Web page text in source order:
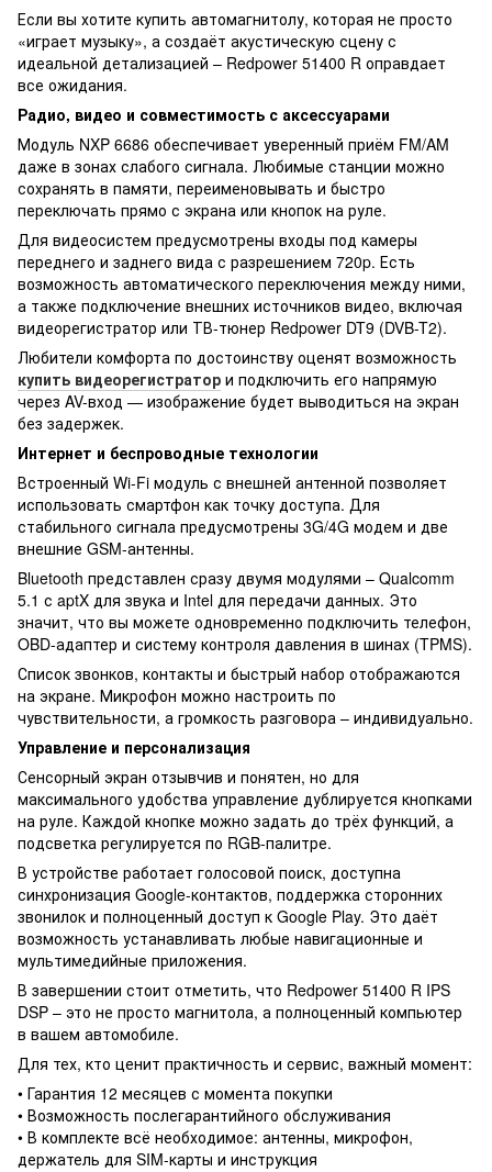
Если вы хотите купить автомагнитолу, которая не просто
«играет музыку», а создаёт акустическую сцену с
идеальной детализацией – Redpower 51400 R оправдает
все ожидания.
Радио, видео и совместимость с аксессуарами
Модуль NXP 6686 обеспечивает уверенный приём FM/AM
даже в зонах слабого сигнала. Любимые станции можно
сохранять в памяти, переименовывать и быстро
переключать прямо с экрана или кнопок на руле.
Для видеосистем предусмотрены входы под камеры
переднего и заднего вида с разрешением 720p. Есть
возможность автоматического переключения между ними,
а также подключение внешних источников видео, включая
видеорегистратор или ТВ-тюнер Redpower DT9 (DVB-T2).
Любители комфорта по достоинству оценят возможность
купить видеорегистратор и подключить его напрямую
через AV-вход — изображение будет выводиться на экран
без задержек.
Интернет и беспроводные технологии
Встроенный Wi-Fi модуль с внешней антенной позволяет
использовать смартфон как точку доступа. Для
стабильного сигнала предусмотрены 3G/4G модем и две
внешние GSM-антенны.
Bluetooth представлен сразу двумя модулями – Qualcomm
5.1 с aptX для звука и Intel для передачи данных. Это
значит, что вы можете одновременно подключить телефон,
OBD-адаптер и систему контроля давления в шинах (TPMS).
Список звонков, контакты и быстрый набор отображаются
на экране. Микрофон можно настроить по
чувствительности, а громкость разговора – индивидуально.
Управление и персонализация
Сенсорный экран отзывчив и понятен, но для
максимального удобства управление дублируется кнопками
на руле. Каждой кнопке можно задать до трёх функций, а
подсветка регулируется по RGB-палитре.
В устройстве работает голосовой поиск, доступна
синхронизация Google-контактов, поддержка сторонних
звонилок и полноценный доступ к Google Play. Это даёт
возможность устанавливать любые навигационные и
мультимедийные приложения.
В завершении стоит отметить, что Redpower 51400 R IPS
DSP – это не просто магнитола, а полноценный компьютер
в вашем автомобиле.
Для тех, кто ценит практичность и сервис, важный момент:
• Гарантия 12 месяцев с момента покупки
• Возможность послегарантийного обслуживания
• В комплекте всё необходимое: антенны, микрофон,
держатель для SIM-карты и инструкция